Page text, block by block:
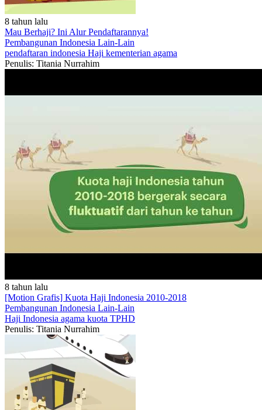
8 tahun lalu
Mau Berhaji? Ini Alur Pendaftarannya!
Pembangunan Indonesia Lain-Lain
pendaftaran indonesia Haji kementerian agama
Penulis: Titania Nurrahim
8 tahun lalu
[Motion Grafis] Kuota Haji Indonesia 2010-2018
Pembangunan Indonesia Lain-Lain
Haji Indonesia agama kuota TPHD
Penulis: Titania Nurrahim